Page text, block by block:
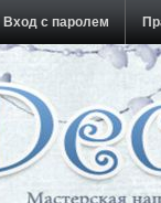
Вход с паролем